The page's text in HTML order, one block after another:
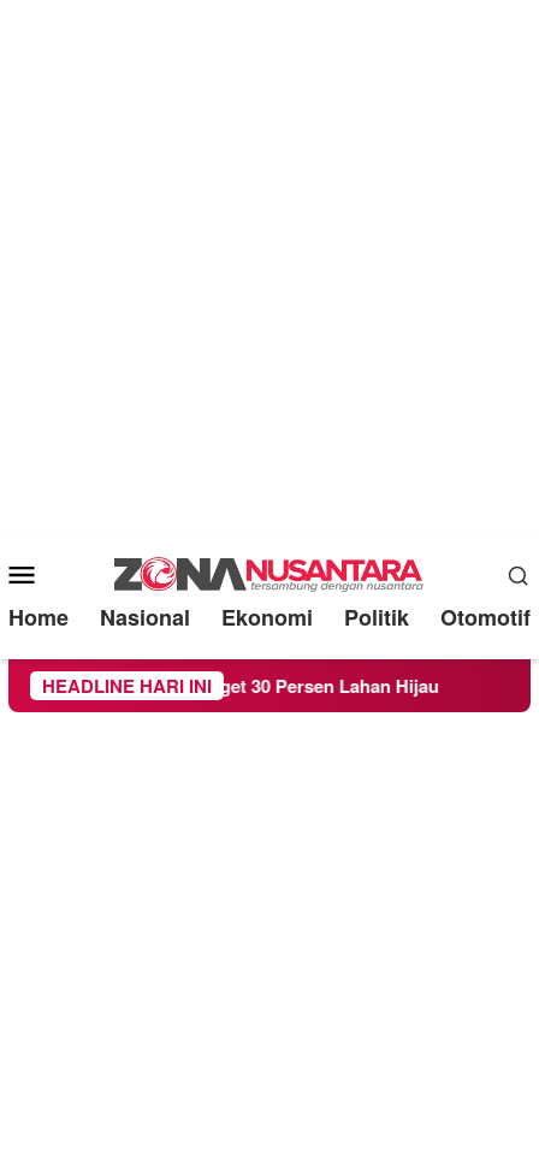
Mobile
Menu
Home Nasional Ekonomi Politik Otomotif
HEADLINE HARI INI
Target 30 Persen Lahan Hijau Beredar Surat